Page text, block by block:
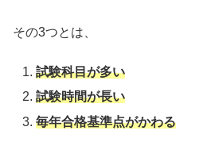
その3つとは、
試験科目が多い
試験時間が長い
毎年合格基準点がかわる